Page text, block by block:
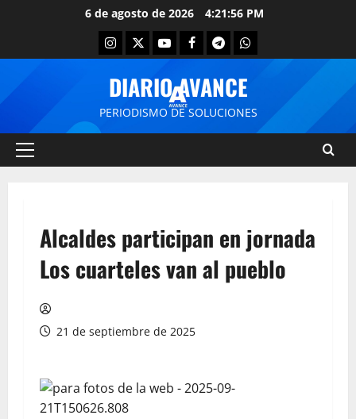
6 de agosto de 2026 4:21:56 PM
DIARIO AVANCE
PERIODISMO DE SOLUCIONES
Alcaldes participan en jornada
Los cuarteles van al pueblo
21 de septiembre de 2025